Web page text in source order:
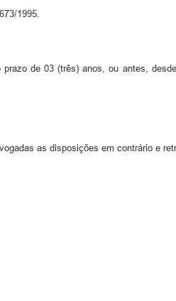
1995.
de 03 (três) anos, ou antes,
as disposições em contrário e